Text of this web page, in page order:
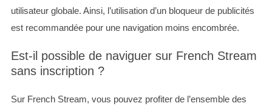
utilisateur globale. Ainsi, l’utilisation d’un bloqueur de publicités
est recommandée pour une navigation moins encombrée.
Est-il possible de naviguer sur French Stream
sans inscription ?
Sur French Stream, vous pouvez profiter de l’ensemble des